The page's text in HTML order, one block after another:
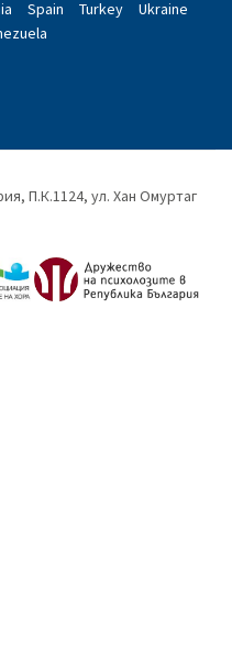
Spain Turkey
Ukraine
П.К.1124, ул. Хан Омуртаг